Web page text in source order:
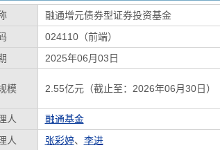
融通增元债券型证券投资基金
024110（前端）
2025年06月03日
模 2.55亿元（截止至：2026年06月30日）
人
融通基金
人
张彩婷、 李进